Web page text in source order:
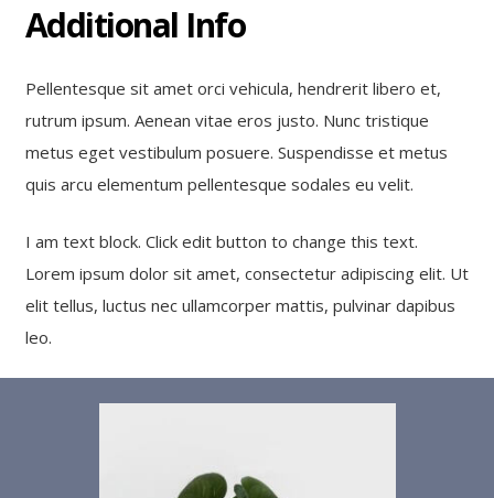
Additional Info
Pellentesque sit amet orci vehicula, hendrerit libero et,
rutrum ipsum. Aenean vitae eros justo. Nunc tristique
metus eget vestibulum posuere. Suspendisse et metus
quis arcu elementum pellentesque sodales eu velit.
I am text block. Click edit button to change this text.
Lorem ipsum dolor sit amet, consectetur adipiscing elit. Ut
elit tellus, luctus nec ullamcorper mattis, pulvinar dapibus
leo.